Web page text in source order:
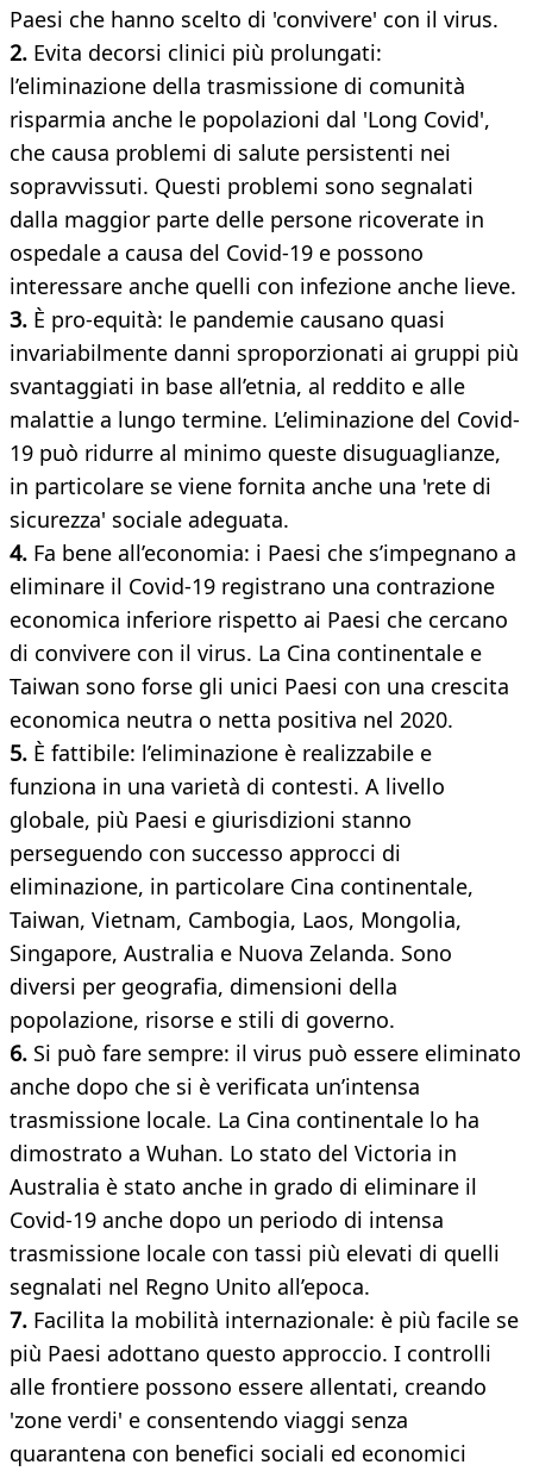
Paesi che hanno scelto di 'convivere' con il virus.
2. Evita decorsi clinici più prolungati:
l’eliminazione della trasmissione di comunità
risparmia anche le popolazioni dal 'Long Covid',
che causa problemi di salute persistenti nei
sopravvissuti. Questi problemi sono segnalati
dalla maggior parte delle persone ricoverate in
ospedale a causa del Covid-19 e possono
interessare anche quelli con infezione anche lieve.
3. È pro-equità: le pandemie causano quasi
invariabilmente danni sproporzionati ai gruppi più
svantaggiati in base all’etnia, al reddito e alle
malattie a lungo termine. L’eliminazione del Covid-
19 può ridurre al minimo queste disuguaglianze,
in particolare se viene fornita anche una 'rete di
sicurezza' sociale adeguata.
4. Fa bene all’economia: i Paesi che s’impegnano a
eliminare il Covid-19 registrano una contrazione
economica inferiore rispetto ai Paesi che cercano
di convivere con il virus. La Cina continentale e
Taiwan sono forse gli unici Paesi con una crescita
economica neutra o netta positiva nel 2020.
5. È fattibile: l’eliminazione è realizzabile e
funziona in una varietà di contesti. A livello
globale, più Paesi e giurisdizioni stanno
perseguendo con successo approcci di
eliminazione, in particolare Cina continentale,
Taiwan, Vietnam, Cambogia, Laos, Mongolia,
Singapore, Australia e Nuova Zelanda. Sono
diversi per geografia, dimensioni della
popolazione, risorse e stili di governo.
6. Si può fare sempre: il virus può essere eliminato
anche dopo che si è verificata un’intensa
trasmissione locale. La Cina continentale lo ha
dimostrato a Wuhan. Lo stato del Victoria in
Australia è stato anche in grado di eliminare il
Covid-19 anche dopo un periodo di intensa
trasmissione locale con tassi più elevati di quelli
segnalati nel Regno Unito all’epoca.
7. Facilita la mobilità internazionale: è più facile se
più Paesi adottano questo approccio. I controlli
alle frontiere possono essere allentati, creando
'zone verdi' e consentendo viaggi senza
quarantena con benefici sociali ed economici